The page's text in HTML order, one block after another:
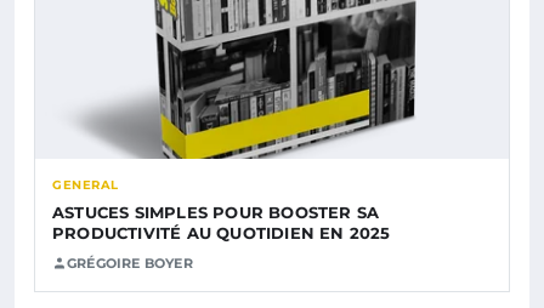
GENERAL
ASTUCES SIMPLES POUR BOOSTER SA
PRODUCTIVITÉ AU QUOTIDIEN EN 2025
GRÉGOIRE BOYER